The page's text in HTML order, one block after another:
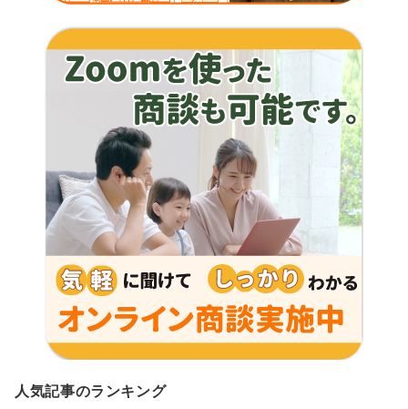
人気記事のランキング